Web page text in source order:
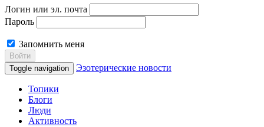
Логин или эл. почта
Пароль
Запомнить меня
Войти
Toggle navigation
Эзотерические новости
Топики
Блоги
Люди
Активность